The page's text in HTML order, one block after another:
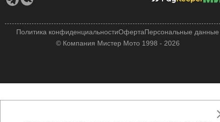
© Компания Мистер Мото 1998 - 2026
Политика конфиденциальностиОфертаПерсональные данные